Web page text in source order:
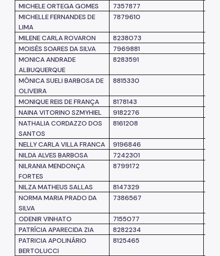
MICHELE ORTEGA GOMES
7357877
MICHELLE FERNANDES DE
LIMA
7879610
MILENE CARLA ROVARON 8238073
MOISÉS SOARES DA SILVA
7969881
MONICA ANDRADE
ALBUQUERQUE
8283591
MÔNICA SUELI BARBOSA DE
OLIVEIRA
8815330
MONIQUE REIS DE FRANÇA 8178143
NAINA VITORINO SZMYHIEL
9182276
NATHALIA CORDAZZO DOS
SANTOS
8161208
NELLY CARLA VILLA FRANCA 9196846
NILDA ALVES BARBOSA
7242301
NILRANIA MENDONÇA
FORTES
8799172
NILZA MATHEUS SALLAS 8147329
NORMA MARIA PRADO DA
SILVA
7386567
ODENIR VINHATO 7155077
PATRÍCIA APARECIDA ZIA
8282234
PATRICIA APOLINÁRIO
BERTOLUCCI
8125465